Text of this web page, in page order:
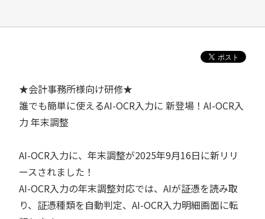
★会計事務所様向け研修★
誰でも簡単に使えるAI-OCR入力に 新登場！AI-OCR入
力 年末調整
AI-OCR入力に、年末調整が2025年9月16日に新リリ
ースされました！
AI-OCR入力の年末調整対応では、AIが証憑を読み取
り、証憑種類を自動判定、AI-OCR入力明細画面に転